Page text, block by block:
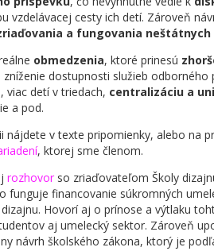
vzdelávacej cesty ich detí. Zároveň
a fungovania neštátnych
obmedzenia, ktoré prinesú
zníženie dostupnosti služieb odborného
, viac detí v triedach, centralizáciu a
a pod.
nájdete v texte pripomienky, alebo na
, ktorej sme členom.
rozhovor so zriaďovateľom Školy
funguje financovanie súkromných
Hovorí aj o prínose a výtlaku
aj umelecký sektor. Zároveň
návrh školského zákona, ktorý je